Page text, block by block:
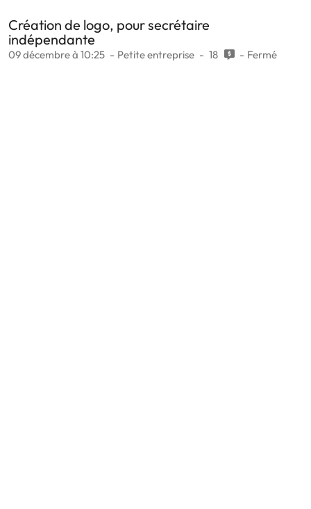
Création de logo, pour secrétaire
indépendante
09 décembre à 10:25 Petite entreprise 18 Fermé